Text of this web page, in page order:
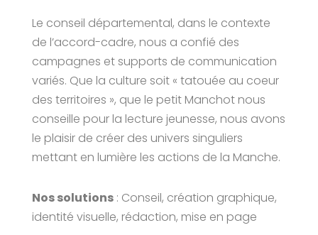
Le conseil départemental, dans le contexte
de l’accord-cadre, nous a confié des
campagnes et supports de communication
variés. Que la culture soit « tatouée au coeur
des territoires », que le petit Manchot nous
conseille pour la lecture jeunesse, nous avons
le plaisir de créer des univers singuliers
mettant en lumière les actions de la Manche.
Nos solutions: Conseil, création graphique,
identité visuelle, rédaction, mise en page